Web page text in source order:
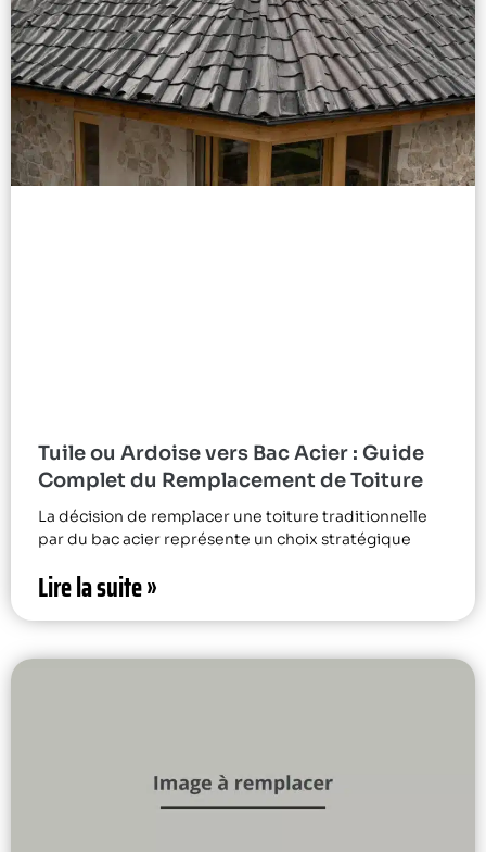
Tuile ou Ardoise vers Bac Acier : Guide
Complet du Remplacement de Toiture
La décision de remplacer une toiture traditionnelle
par du bac acier représente un choix stratégique
Lire la suite »